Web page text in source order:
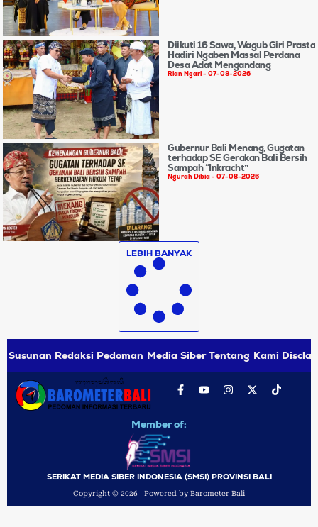
Diikuti 16 Sawa, Wagub Giri Prasta
Hadiri Ngaben Massal Perdana
Desa Adat Mengandang
Rian Ngari 07-08-2026
Gubernur Bali Menang, Gugatan
terhadap SE Gerakan Bali Bersih
Sampah “Inkracht”
Ngurah Dibia 07-08-2026
LEBIH BANYAK
Susunan Redaksi Pedoman Media Siber Tentang Kami
Member of:
SERIKAT MEDIA SIBER INDONESIA (SMSI) PROVINSI BALI
Copyright © 2026 | Powered by Barometer Bali